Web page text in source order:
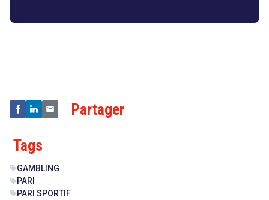
Partager
Tags
sellGAMBLING
sell PARI
sell PARI SPORTIF